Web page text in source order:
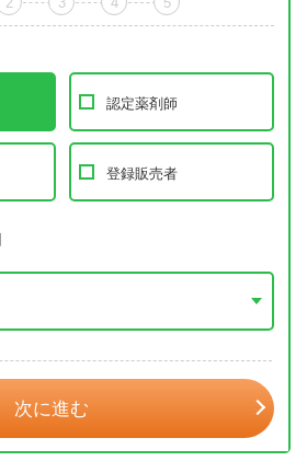
認定薬剤師
登録販売者
次に進む